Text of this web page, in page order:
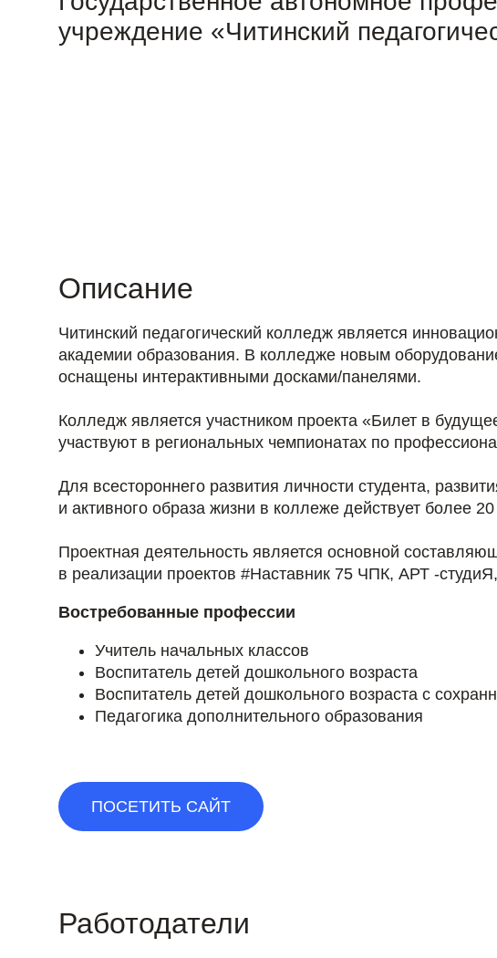
учреждение «Читинский
Описание
Читинский педагогический колледж является
академии образования. В колледже новым
оснащены интерактивными досками/панелями.
Колледж является участником проекта «Билет в
участвуют в региональных чемпионатах по
Для всестороннего развития личности студента,
и активного образа жизни в коллеже действует более
Проектная деятельность является основной
в реализации проектов #Наставник 75 ЧПК, АРТ -
Востребованные профессии
Учитель начальных классов
Воспитатель детей дошкольного возраста
Воспитатель детей дошкольного возраста с
Педагогика дополнительного образования
ПОСЕТИТЬ САЙТ
Работодатели